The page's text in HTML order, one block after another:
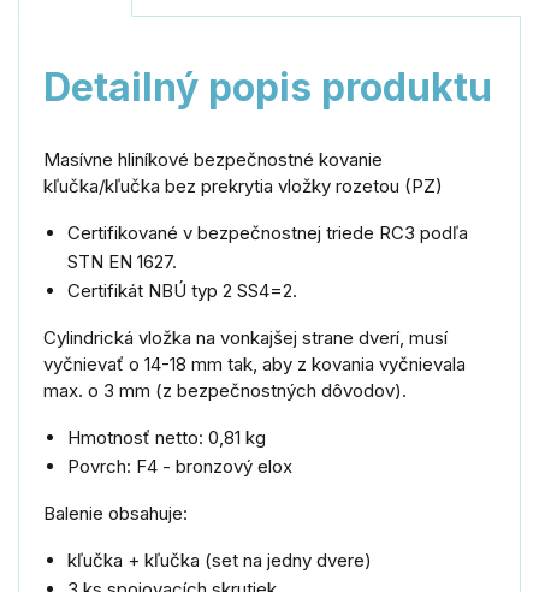
Detailný popis produktu
Masívne hliníkové bezpečnostné kovanie
kľučka/kľučka bez prekrytia vložky rozetou (PZ)
Certifikované v bezpečnostnej triede RC3 podľa
STN EN 1627.
Certifikát NBÚ typ 2 SS4=2.
Cylindrická vložka na vonkajšej strane dverí, musí
vyčnievať o 14-18 mm tak, aby z kovania vyčnievala
max. o 3 mm (z bezpečnostných dôvodov).
Hmotnosť netto: 0,81 kg
Povrch: F4 - bronzový elox
Balenie obsahuje:
kľučka + kľučka (set na jedny dvere)